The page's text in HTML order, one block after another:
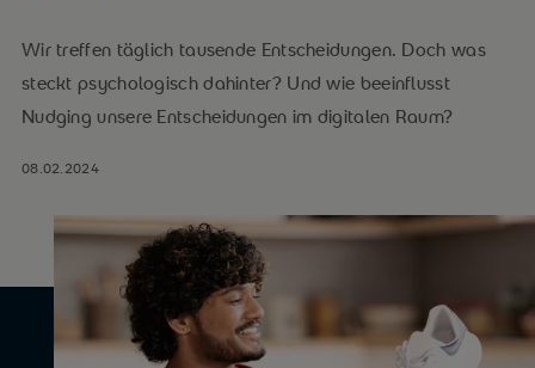
Wir treffen täglich tausende Entscheidungen. Doch was
steckt psychologisch dahinter? Und wie beeinflusst
Nudging unsere Entscheidungen im digitalen Raum?
08.02.2024